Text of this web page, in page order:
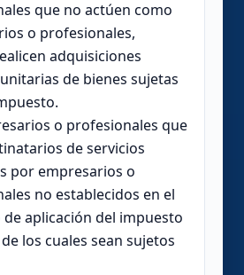
que no actúen como
o profesionales,
adquisiciones
de bienes sujetas
o profesionales que
de servicios
por empresarios o
no establecidos en el
aplicación del impuesto
los cuales sean sujetos